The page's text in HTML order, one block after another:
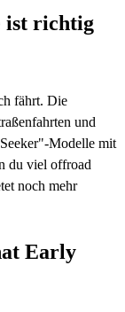
ist richtig
fährt. Die
und
Modelle mit
du viel offroad
noch mehr
Early